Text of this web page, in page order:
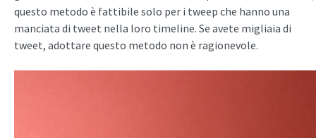
questo metodo è fattibile solo per i tweep che hanno una
manciata di tweet nella loro timeline. Se avete migliaia di
tweet, adottare questo metodo non è ragionevole.